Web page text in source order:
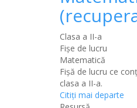
Clasa a II-a
Fișe de lucru
Matematică
Fişă de lucru ce
clasa a II-a.
Citiţi mai departe